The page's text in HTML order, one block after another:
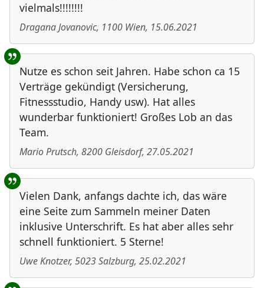
vielmals!!!!!!!!
Dragana Jovanovic, 1100 Wien, 15.06.2021
Nutze es schon seit Jahren. Habe schon ca 15
Verträge gekündigt (Versicherung,
Fitnessstudio, Handy usw). Hat alles
wunderbar funktioniert! Großes Lob an das
Team.
Mario Prutsch, 8200 Gleisdorf, 27.05.2021
Vielen Dank, anfangs dachte ich, das wäre
eine Seite zum Sammeln meiner Daten
inklusive Unterschrift. Es hat aber alles sehr
schnell funktioniert. 5 Sterne!
Uwe Knotzer, 5023Salzburg, 25.02.2021